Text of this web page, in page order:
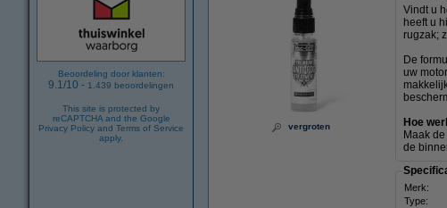
Beoordeling door klanten:
9.1/10 - 1.439 beoordelingen
This site is protected by
reCAPTCHA and the Google
Privacy Policy and Terms of Service
apply.
vergroten
Vindt u
heeft u
rugzak;
De
uw
Hoe
Maak
de
Merk:
Type: